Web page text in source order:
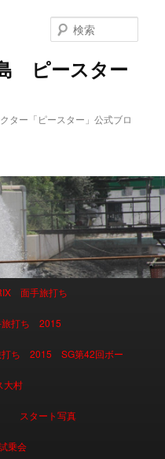
ピースター
ター「ピースター」公式ブロ
索
面手旅打ち
打ち 2015
打ち 2015 SG第42回ボー
大村
スタート写真
乗会